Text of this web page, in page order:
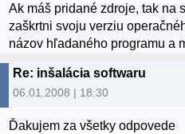
Ak máš pridané zdroje, tak na
zaškrtni svoju verziu
názov hľadaného programu a
Re: inšalácia softwaru
06.01.2008 | 18:30
Ďakujem za všetky odpovede